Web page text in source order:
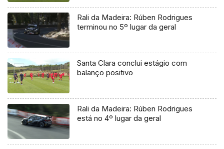
Rali da Madeira: Rúben Rodrigues
terminou no 5º lugar da geral
Santa Clara conclui estágio com
balanço positivo
Rali da Madeira: Rúben Rodrigues
está no 4º lugar da geral